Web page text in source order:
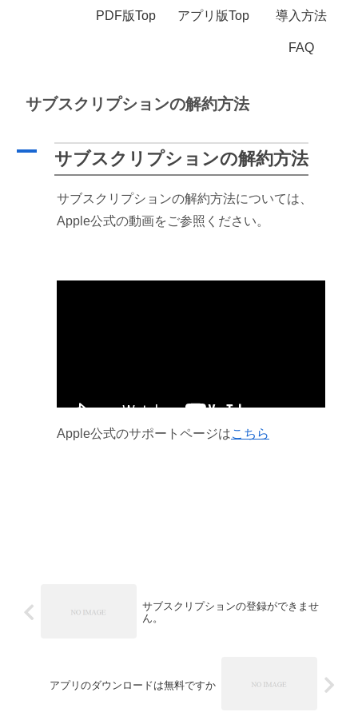
PDF版Top アプリ版Top 導入方法
FAQ
サブスクリプションの解約方法
A サブスクリプションの解約方法
サブスクリプションの解約方法については、
Apple公式の動画をご参照ください。
Apple公式のサポートページはこちら
サブスクリプションの登録ができませ
ん。
アプリのダウンロードは無料ですか